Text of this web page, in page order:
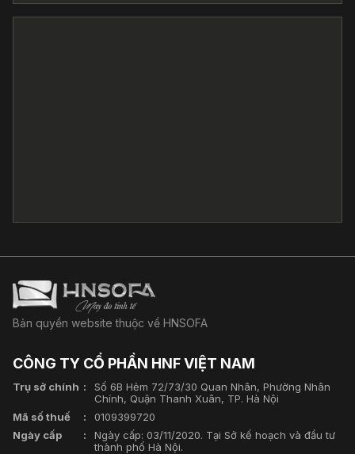
Bản quyền website thuộc về HNSOFA
CÔNG TY CỔ PHẦN HNF VIỆT NAM
Trụ sở chính
Số 6B Hẻm 72/73/30 Quan Nhân, Phường Nhân
Chính, Quận Thanh Xuân, TP. Hà Nội
Mã số thuế
0109399720
Ngày cấp
Ngày cấp: 03/11/2020. Tại Sở kế hoạch và đầu tư
thành phố Hà Nội.